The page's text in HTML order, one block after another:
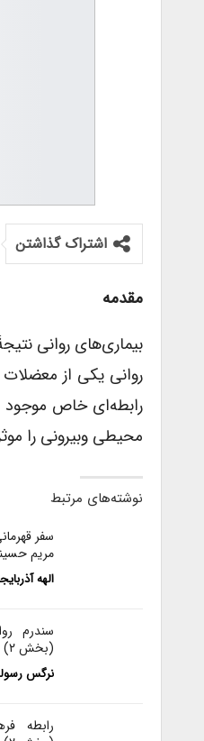
اشتراک گذاشتن
مقدمه
بیماری‌های روانی
روانی یکی از
رابطه‌ای خاص موجود
محیطی وبیرونی را
نوشته‌های مرتبط
سفر
مریم
الهه
سندرم
(بخش ۲)
نرگس
رابطه